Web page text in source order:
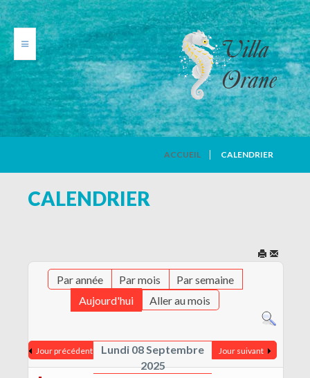
AVIS DE VACANCIERS
CONTACT
MENTIONS LÉGALES
ACCUEIL CALENDRIER
CALENDRIER
Par année Par mois
Par semaine
Aujourd'hui
Aller au mois
Jour précédent
Lundi 08 Septembre
2025
Jour suivant